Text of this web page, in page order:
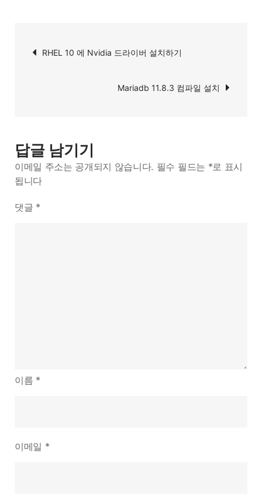
dnf
기
탐
RHEL 10 에 Nvidia 드라이버 설치하기
Mariadb 11.8.3 컴파일 설치
답글 남기기
이메일 주소는 공개되지 않습니다. 필수 필드는 *로 표시
됩니다
댓글 *
이름 *
이메일 *